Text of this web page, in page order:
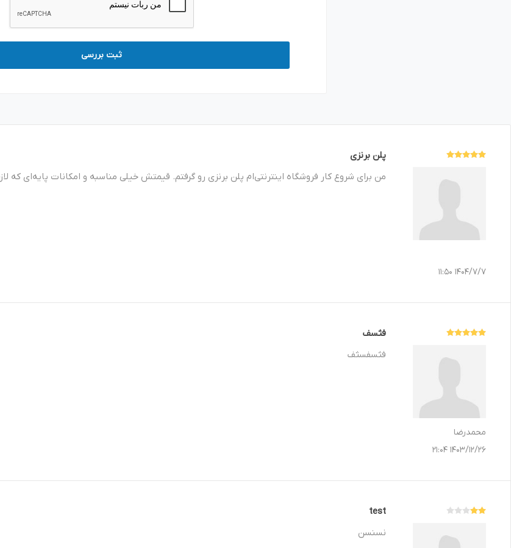
ثبت بررسی
1404/7/7 11:50
پلن برنزی
من برای شروع کار فروشگاه اینترنتی‌ام پلن برنزی رو گرفتم. قیمتش خیلی مناسبه و امکانات پایه‌ای که
محمدرضا
1403/12/26 21:04
فثسف
فثسفسثف
test
نسنسن